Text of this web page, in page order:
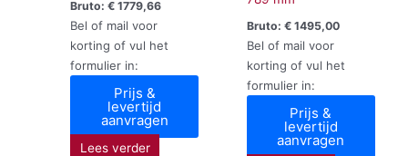
Bruto:€ 1779,66
Bel of mail voor
korting of vul het
formulier in:
Prijs &
levertijd
aanvragen
Lees verder
Bruto: €1495,00
Bel of mail voor
korting of vul het
formulier in:
Prijs &
levertijd
aanvragen